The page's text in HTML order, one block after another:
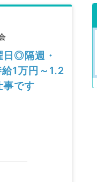
日◎隔週・
1万円～1.2
事です